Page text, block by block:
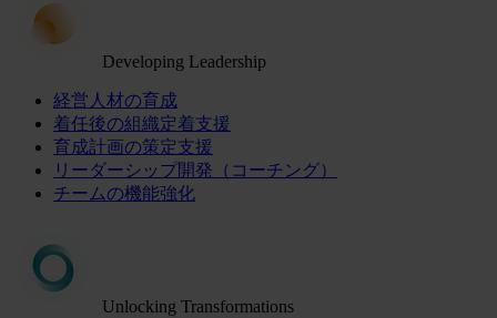
Developing Leadership
経営人材の育成
着任後の組織定着支援
育成計画の策定支援
リーダーシップ開発（コーチング）
チームの機能強化
Unlocking Transformations